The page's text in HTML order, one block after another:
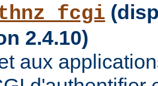
2.4.10)
aux